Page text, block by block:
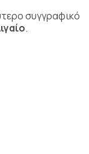
συγγραφικό
.